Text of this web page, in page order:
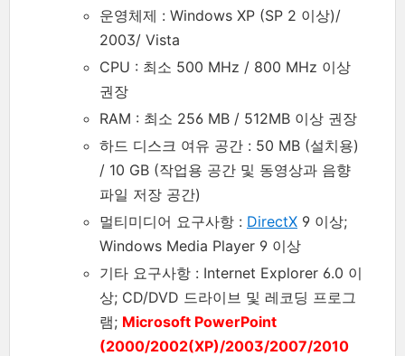
운영체제 : Windows XP (SP 2 이상)/
2003/ Vista
CPU : 최소 500 MHz / 800 MHz 이상
권장
RAM : 최소 256 MB / 512MB 이상 권장
하드 디스크 여유 공간 : 50 MB (설치용)
/ 10 GB (작업용 공간 및 동영상과 음향
파일 저장 공간)
멀티미디어 요구사항 : DirectX 9 이상;
Windows Media Player 9 이상
기타 요구사항 : Internet Explorer 6.0 이
상; CD/DVD 드라이브 및 레코딩 프로그
램; Microsoft PowerPoint
(2000/2002(XP)/2003/2007/2010